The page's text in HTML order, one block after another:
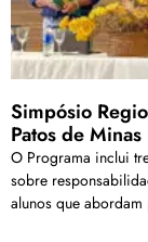
Simpósio
Patos de Minas
O Programa inclui
sobre
alunos que